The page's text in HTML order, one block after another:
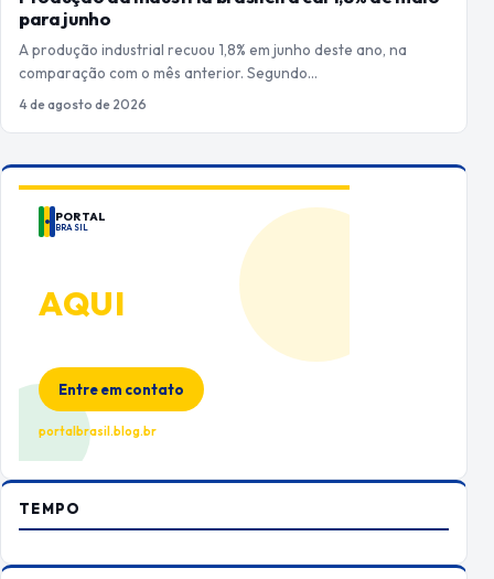
para junho
A produção industrial recuou 1,8% em junho deste ano, na
comparação com o mês anterior. Segundo…
4 de agosto de 2026
PORTAL
BRASIL
AQUI
Entre em contato
portalbrasil.blog.br
TEMPO